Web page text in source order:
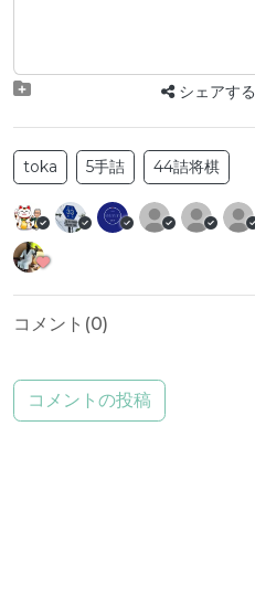
シェアする
toka 5手詰 44詰将棋
コメント(0)
コメントの投稿